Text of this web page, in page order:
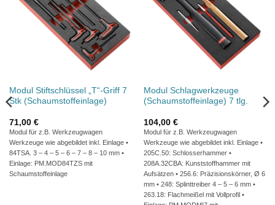
Modul Stiftschlüssel „T“-Griff 7
Stk (Schaumstoffeinlage)
71,00 €
Modul für z.B. Werkzeugwagen
Werkzeuge wie abgebildet inkl. Einlage •
84TSA. 3 – 4 – 5 – 6 – 7 – 8 – 10 mm •
Einlage: PM.MOD84TZS mit
Schaumstoffeinlage
Modul Schlagwerkzeuge
(Schaumstoffeinlage) 7 tlg.
104,00 €
Modul für z.B. Werkzeugwagen
Werkzeuge wie abgebildet inkl. Einlage •
205C.50: Schlosserhammer •
208A.32CBA: Kunststoffhammer mit
Aufsätzen • 256.6: Präzisionskörner, Ø 6
mm • 248: Splinttreiber 4 – 5 – 6 mm •
263.18: Flachmeißel mit Vollprofil •